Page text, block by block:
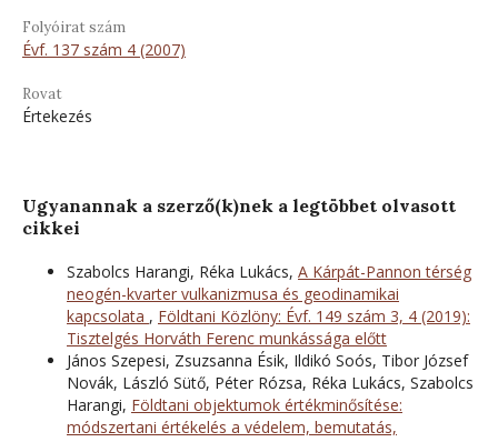
Folyóirat szám
Évf. 137 szám 4 (2007)
Rovat
Értekezés
Ugyanannak a szerző(k)nek a legtöbbet olvasott
cikkei
Szabolcs Harangi, Réka Lukács, A Kárpát-Pannon térség
neogén-kvarter vulkanizmusa és geodinamikai
kapcsolata , Földtani Közlöny: Évf. 149 szám 3, 4 (2019):
Tisztelgés Horváth Ferenc munkássága előtt
János Szepesi, Zsuzsanna Ésik, Ildikó Soós, Tibor József
Novák, László Sütő, Péter Rózsa, Réka Lukács, Szabolcs
Harangi, Földtani objektumok értékminősítése:
módszertani értékelés a védelem, bemutatás,